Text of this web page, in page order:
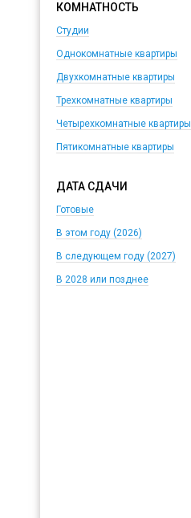
КОМНАТНОСТЬ
Студии
Однокомнатные квартиры
Двухкомнатные квартиры
Трехкомнатные квартиры
Четырехкомнатные квартиры
Пятикомнатные квартиры
ДАТА СДАЧИ
Готовые
В этом году (2026)
В следующем году (2027)
В 2028 или позднее